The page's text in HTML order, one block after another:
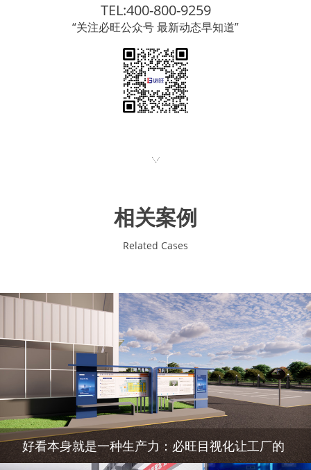
TEL:400-800-9259
“关注必旺公众号 最新动态早知道”
相关案例
Related Cases
好看本身就是一种生产力：必旺目视化让工厂的